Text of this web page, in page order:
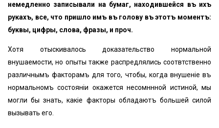
немедленно записывали на бумагѣ, находившейся въ ихъ
рукахъ, все, что пришло имъ въ голову въ этотъ моментъ:
буквы, цифры, слова, фразы, и проч.
Хотя отыскивалось доказательство нормальной
внушаемости, но опыты также распредѣлялись соотвѣтственно
различнымъ факторамъ для того, чтобы, когда внушеніе въ
нормальномъ состояніи окажется несомнѣнной истиной, мы
могли бы знать, какіе факторы обладаютъ большей силой
вызывать его.